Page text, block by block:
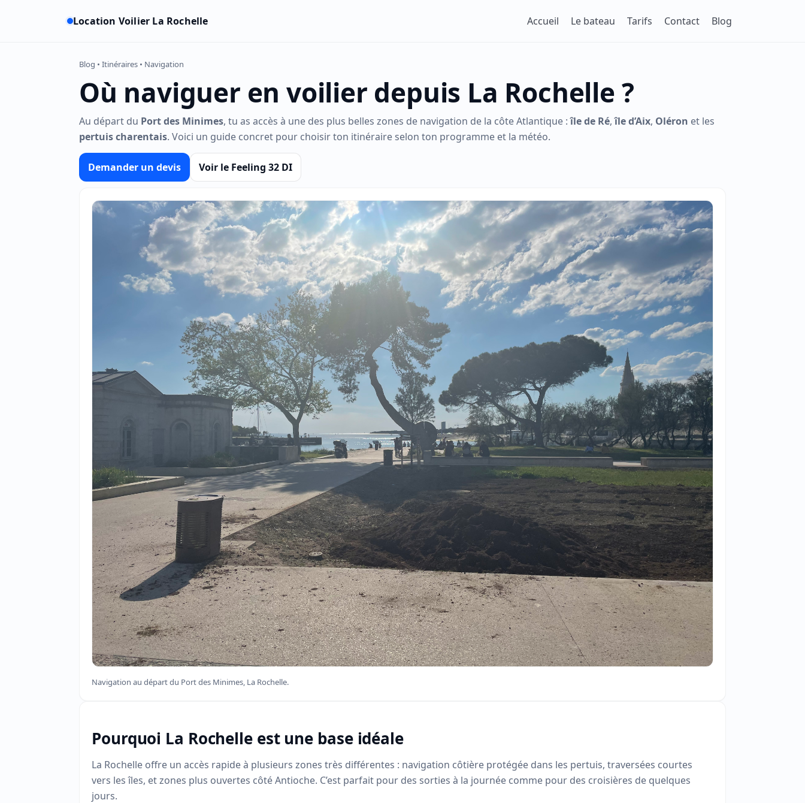
Location Voilier La Rochelle Accueil Le bateau Tarifs Contact Blog
Blog • Itinéraires • Navigation
Où naviguer en voilier depuis La Rochelle ?
Au départ du Port des Minimes, tu as accès à une des plus belles zones de navigation de la côte Atlantique :île de Ré,île d’Aix, Oléron et les
pertuis charentais. Voici un guide concret pour choisir ton itinéraire selon ton programme et la météo.
Demander un devis Voir le Feeling 32 DI
Navigation au départ du Port des Minimes, La Rochelle.
Pourquoi La Rochelle est une base idéale
La Rochelle offre un accès rapide à plusieurs zones très différentes : navigation côtière protégée dans les pertuis, traversées courtes
vers les îles, et zones plus ouvertes côté Antioche. C’est parfait pour des sorties à la journée comme pour des croisières de quelques
jours.